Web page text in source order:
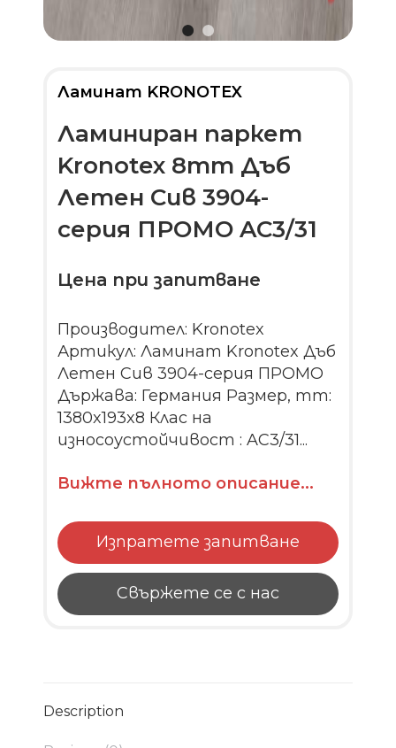
Ламинат KRONOTEX
Ламиниран паркет
Kronotex 8mm Дъб
Летен Сив 3904-
серия ПРОМО AC3/31
Цена при запитване
Производител: Kronotex
Артикул: Ламинат Kronotex Дъб
Летен Сив 3904-серия ПРОМО
Държава: Германия Размер, mm:
1380x193x8 Клас на
износоустойчивост : AC3/31...
Вижте пълното описание...
Изпратете запитване
Свържете се с нас
Description